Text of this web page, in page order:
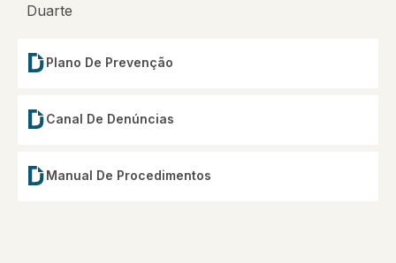
Plano De Prevenção
Canal De Denúncias
Manual De Procedimentos
Duarte